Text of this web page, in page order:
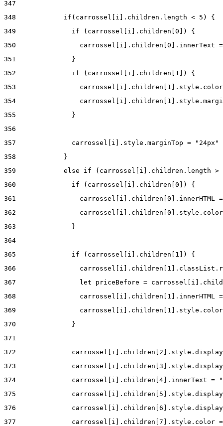
347
348
            if(carrossel[i].children.length < 5) {
349
              if (carrossel[i].children[0]) {
350
carrossel[i].children[0].innerText
351
              }
352
              if (carrossel[i].children[1]) {
353
354
355
              }
356
357
              carrossel[i].style.marginTop = "24px"
358
            }
359
else if (carrossel[i].children.length
360
              if (carrossel[i].children[0]) {
361
carrossel[i].children[0].innerHTML
362
363
              }
364
365
              if (carrossel[i].children[1]) {
366
367
let priceBefore =
368
carrossel[i].children[1].innerHTML
369
370
              }
371
372
373
374
carrossel[i].children[4].innerText =
375
376
377
carrossel[i].children[7].style.color